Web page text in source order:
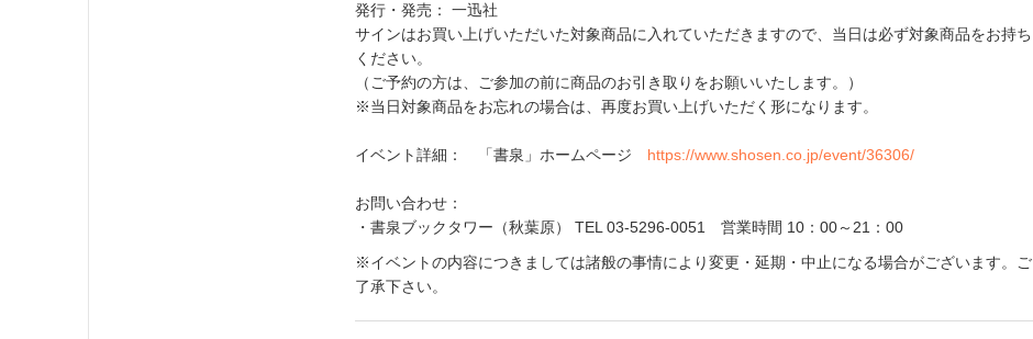
発行・発売： 一迅社
サインはお買い上げいただいた対象商品に入れていただきますので、当日は必ず対象商品をお持ち
ください。
（ご予約の方は、ご参加の前に商品のお引き取りをお願いいたします。）
※当日対象商品をお忘れの場合は、再度お買い上げいただく形になります。
イベント詳細： 「書泉」ホームページ https://www.shosen.co.jp/event/36306/
お問い合わせ：
・書泉ブックタワー（秋葉原） TEL 03-5296-0051 営業時間 10：00～21：00
※イベントの内容につきましては諸般の事情により変更・延期・中止になる場合がございます。ご
了承下さい。